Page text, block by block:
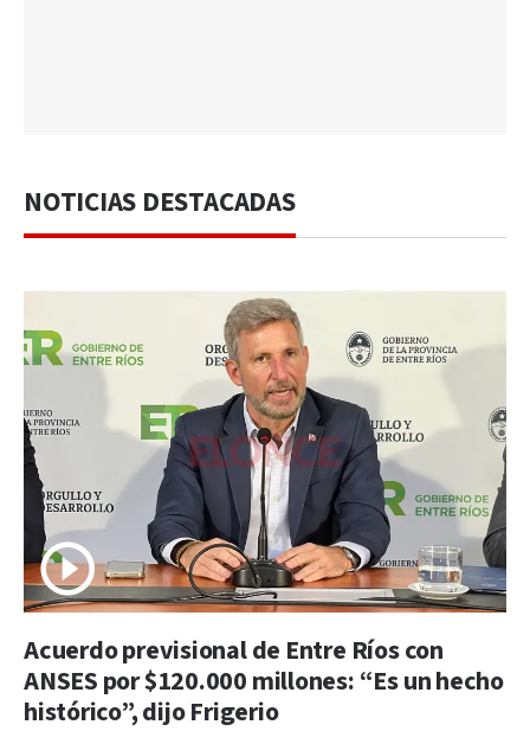
NOTICIAS DESTACADAS
Acuerdo previsional de Entre Ríos con
ANSES por $120.000 millones: “Es un hecho
histórico”, dijo Frigerio